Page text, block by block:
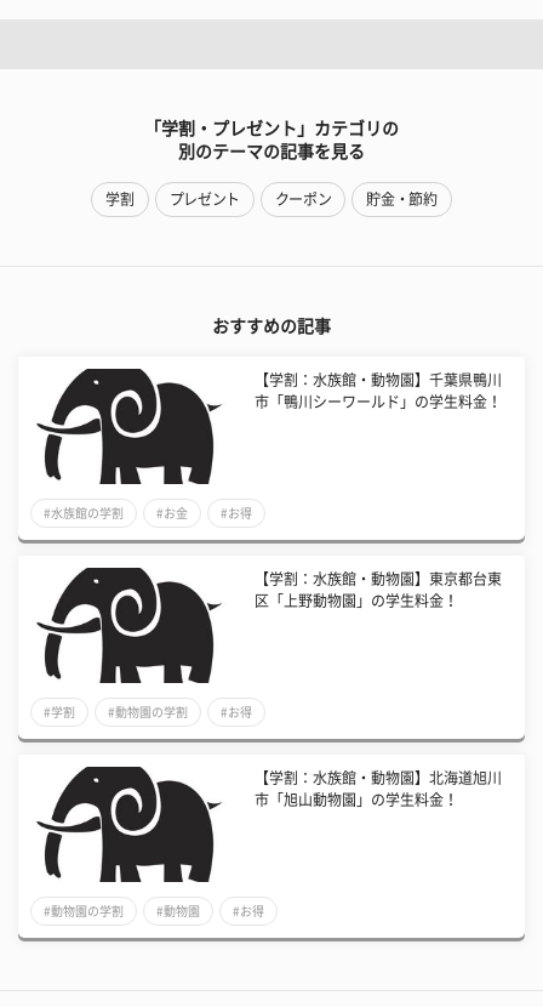
「学割・プレゼント」カテゴリの
別のテーマの記事を見る
学割 プレゼント クーポン 貯金・節約
おすすめの記事
【学割：水族館・動物園】千葉県鴨川
市「鴨川シーワールド」の学生料金！
#水族館の学割 #お金 #お得
【学割：水族館・動物園】東京都台東
区「上野動物園」の学生料金！
#学割 #動物園の学割 #お得
【学割：水族館・動物園】北海道旭川
市「旭山動物園」の学生料金！
#動物園の学割 #動物園 #お得